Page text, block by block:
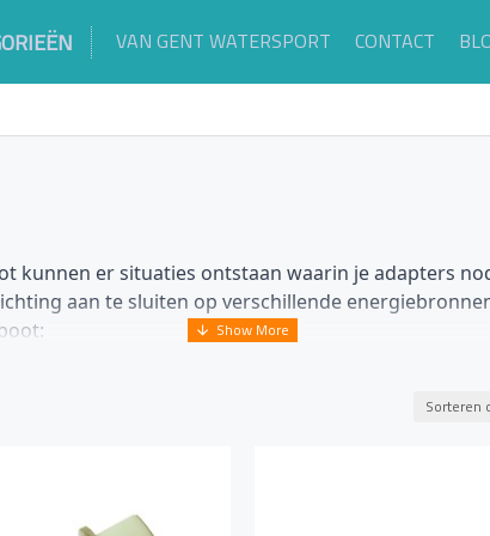
VAN GENT WATERSPORT CONTACT
kunnen er situaties ontstaan waarin je adapters
aan te sluiten op verschillende
met een standaard stopcontact (230V
boord, kunnen er verschillende fittingen en
Sorteren